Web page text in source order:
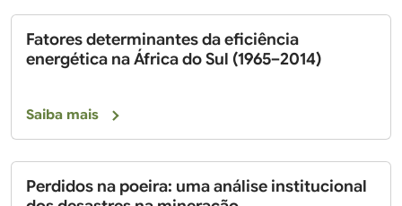
Fatores determinantes da eficiência
energética na África do Sul (1965–2014)
Saiba mais
Perdidos na poeira: uma análise institucional